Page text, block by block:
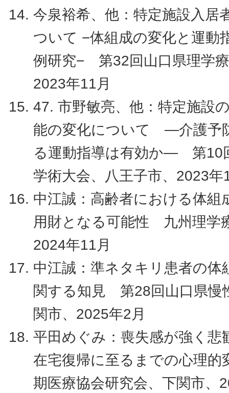
今泉裕希、他：特定施設入居
ついて −体組成の変化と運動
例研究− 第32回山口県理学
2023年11月
47. 市野敏亮、他：特定施設
能の変化について ―介護予
る運動指導は有効か― 第10
学術大会、八王子市、2023年
中江誠：高齢者における体組
⽤財となる可能性 九州理学
2024年11月
中江誠：準ネタキリ患者の体
関する知見 第28回山口県慢
関市、2025年2月
平田めぐみ：喪失感が強く悲
在宅復帰に至るまでの心理
期医療協会研究会、下関市、